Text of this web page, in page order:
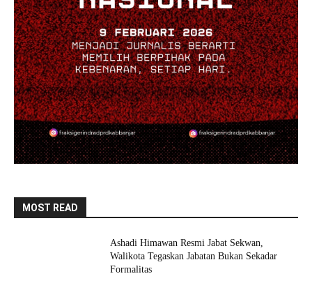
MOST READ
Ashadi Himawan Resmi Jabat Sekwan,
Walikota Tegaskan Jabatan Bukan Sekadar
Formalitas